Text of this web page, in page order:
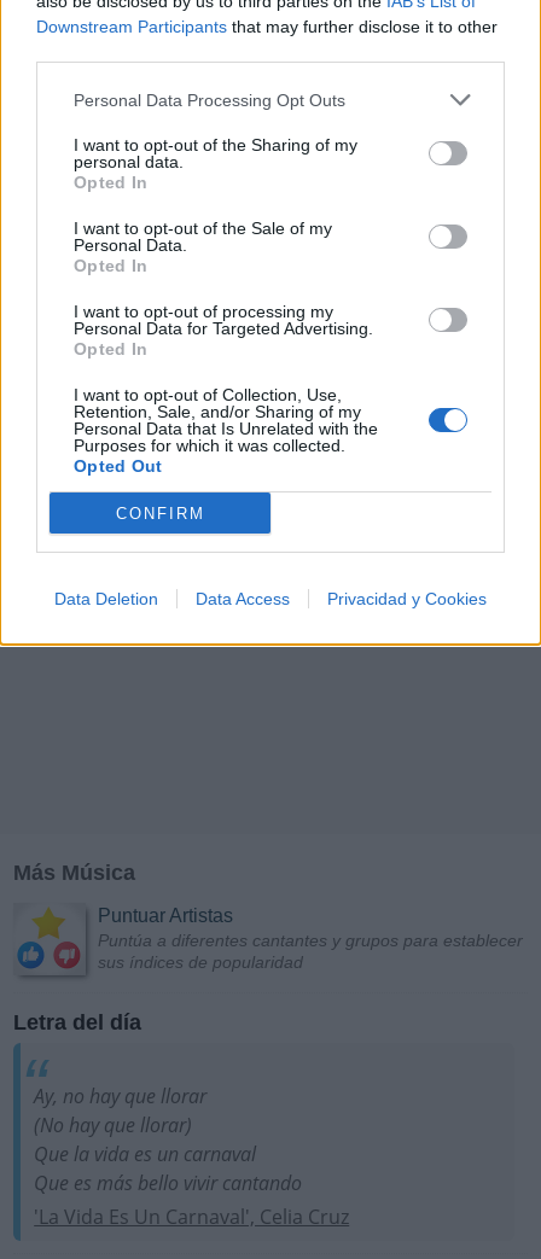
Downstream Participants that may further disclose it to other
Personal Data Processing Opt Outs
I want to opt-out of the Sharing of my
personal data.
Opted In
I want to opt-out of the Sale of my
Personal Data.
Opted In
I want to opt-out of processing my
Personal Data for Targeted Advertising.
Opted In
I want to opt-out of Collection, Use,
Retention, Sale, and/or Sharing of my
Personal Data that Is Unrelated with the
Purposes for which it was collected.
Opted Out
CONFIRM
Data Deletion Data Access Privacidad y Cookies
🪐🚀 Canciones para Ver las Estrellas:
Psicodelia y Space Rock 🎸✨
🌌🚀 Viaje intergaláctico: la mejor selección de
tus noches de astronomía. 🪐🎸 Desconecta, mira
al firmamento y siente la gravedad cero. 💾 ¡Guarda
esta colección para tu próxima noche estrellada!
Letras Top Artistas
B C D E F G H I K
Z #
Más Música
Puntuar Artistas
Puntúa a diferentes cantantes y grupos para establecer
sus índices de popularidad
Letra del día
Ay, no hay que llorar
(No hay que llorar)
Que la vida es un carnaval
Que es más bello vivir cantando
'La Vida Es Un Carnaval', Celia Cruz